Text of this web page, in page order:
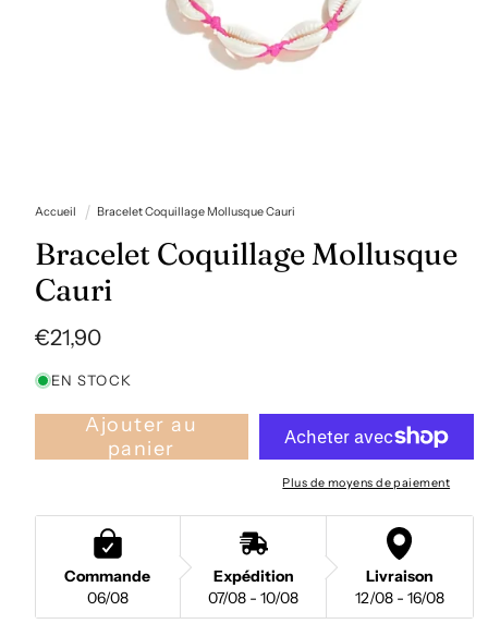
média
dans
une
fenêtre
modale
Accueil Bracelet Coquillage Mollusque Cauri
Bracelet Coquillage Mollusque
Cauri
Prix
€21,90
EN STOCK
Ajouter au
panier
Plus de moyens de paiement
Commande
06/08
Expédition
07/08 - 10/08
Livraison
12/08 - 16/08